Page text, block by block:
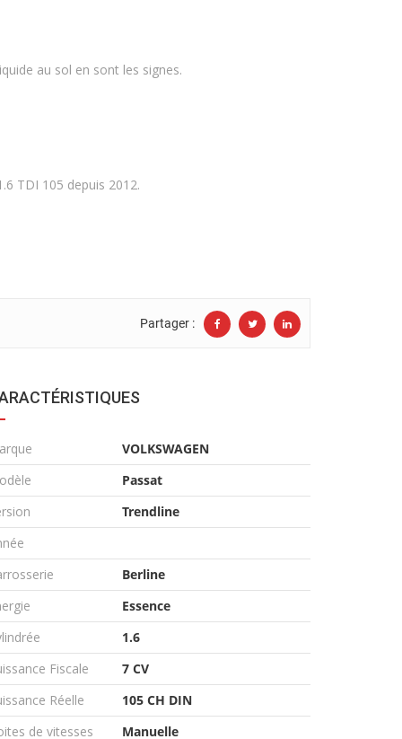
au sol en sont les signes.
TDI 105 depuis 2012.
Partager :
VOLKSWAGEN
Passat
Trendline
Berline
Essence
1.6
Fiscale
7 CV
Réelle
105 CH DIN
de vitesses
Manuelle